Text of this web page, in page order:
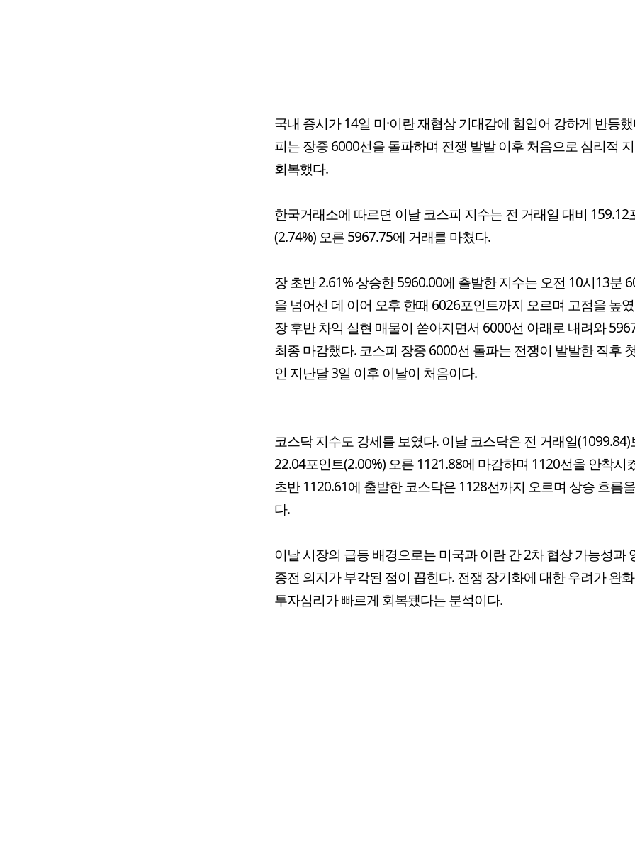
국내 증시가 14일 미·이란 재협상 기대감에 힘입어 강하게 반등
피는 장중 6000선을 돌파하며 전쟁 발발 이후 처음으로 심리적
회복했다.
한국거래소에 따르면 이날 코스피 지수는 전 거래일 대비 159.12
(2.74%) 오른 5967.75에 거래를 마쳤다.
장 초반 2.61% 상승한 5960.00에 출발한 지수는 오전 10시13분
을 넘어선 데 이어 오후 한때 6026포인트까지 오르며 고점을 높
장 후반 차익 실현 매물이 쏟아지면서 6000선 아래로 내려와
최종 마감했다. 코스피 장중 6000선 돌파는 전쟁이 발발한 직후
인 지난달 3일 이후 이날이 처음이다.
코스닥 지수도 강세를 보였다. 이날 코스닥은 전 거래일(1099.84)
22.04포인트(2.00%) 오른 1121.88에 마감하며 1120선을 안착시
초반 1120.61에 출발한 코스닥은 1128선까지 오르며 상승 흐름
다.
이날 시장의 급등 배경으로는 미국과 이란 간 2차 협상 가능성과
종전 의지가 부각된 점이 꼽힌다. 전쟁 장기화에 대한 우려가 완
투자심리가 빠르게 회복됐다는 분석이다.